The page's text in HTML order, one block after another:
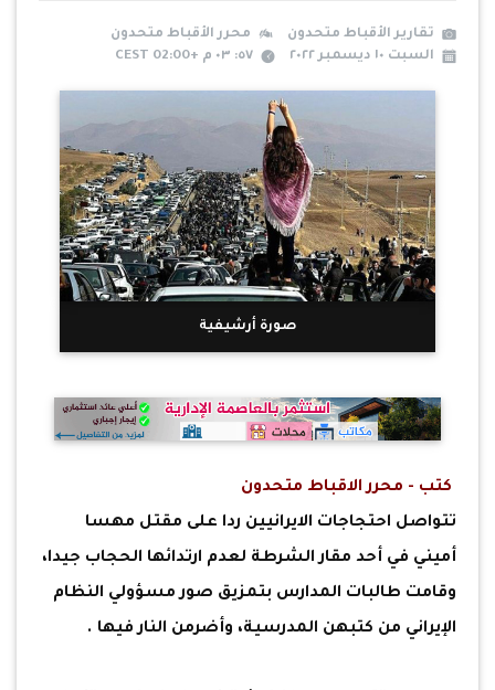
تقارير الأقباط متحدون
محرر الأقباط متحدون
السبت ١٠ ديسمبر ٢٠٢٢
٥٧: ٠٣ م +02:00 CEST
صورة أرشيفية
كتب - محرر الاقباط متحدون
تتواصل احتجاجات الايرانيين ردا على مقتل مهسا
أميني في أحد مقار الشرطة لعدم ارتدائها الحجاب جيدا،
وقامت طالبات المدارس بتمزيق صور مسؤولي النظام
الإيراني من كتبهن المدرسية، وأضرمن النار فيها .